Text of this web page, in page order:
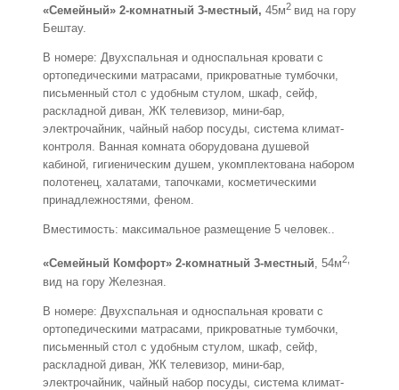
«Семейный» 2-комнатный 3-местный, 45м2 вид на гору
Бештау.
В номере: Двухспальная и односпальная кровати с
ортопедическими матрасами, прикроватные тумбочки,
письменный стол с удобным стулом, шкаф, сейф,
раскладной диван, ЖК телевизор, мини-бар,
электрочайник, чайный набор посуды, система климат-
контроля. Ванная комната оборудована душевой
кабиной, гигиеническим душем, укомплектована набором
полотенец, халатами, тапочками, косметическими
принадлежностями, феном.
Вместимость: максимальное размещение 5 человек..
«Семейный Комфорт» 2-комнатный 3-местный, 54м2,
вид на гору Железная.
В номере: Двухспальная и односпальная кровати с
ортопедическими матрасами, прикроватные тумбочки,
письменный стол с удобным стулом, шкаф, сейф,
раскладной диван, ЖК телевизор, мини-бар,
электрочайник, чайный набор посуды, система климат-